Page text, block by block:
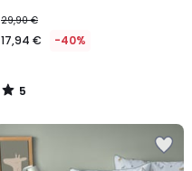
29,90 €
17,94 € -40%
5
/